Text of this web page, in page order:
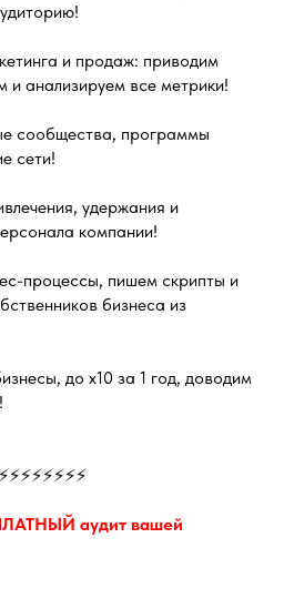
и продаж: приводим
и анализируем все метрики!
сообщества, программы
сети!
удержания и
компании!
процессы, пишем скрипты и
бизнеса из
до х10 за 1 год, доводим
аудит вашей